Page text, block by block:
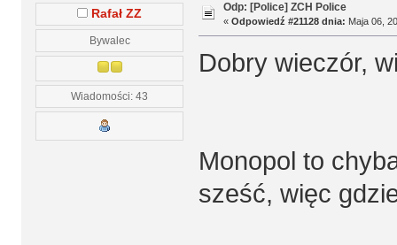
Rafał ZZ
Bywalec
Wiadomości: 43
Odp: [Police] ZCH Police
« Odpowiedź #21128 dnia: Maja 06,
Dobry wieczór,
Monopol to
sześć, więc